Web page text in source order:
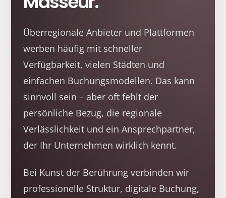
Überregionale Anbieter und Plattformen
werben häufig mit schneller
Verfügbarkeit, vielen Städten und
einfachen Buchungsmodellen. Das kann
sinnvoll sein – aber oft fehlt der
persönliche Bezug, die regionale
Verlässlichkeit und ein Ansprechpartner,
der Ihr Unternehmen wirklich kennt.
Bei Kunst der Berührung verbinden wir
professionelle Struktur, digitale Buchung,